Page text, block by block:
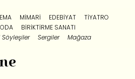
MIMARI EDEBIYAT
TIYATRO
BIRIKTIRME SANATI
Söyleşiler Sergiler Mağaza